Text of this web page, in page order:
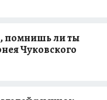
помнишь ли ты
Чуковского